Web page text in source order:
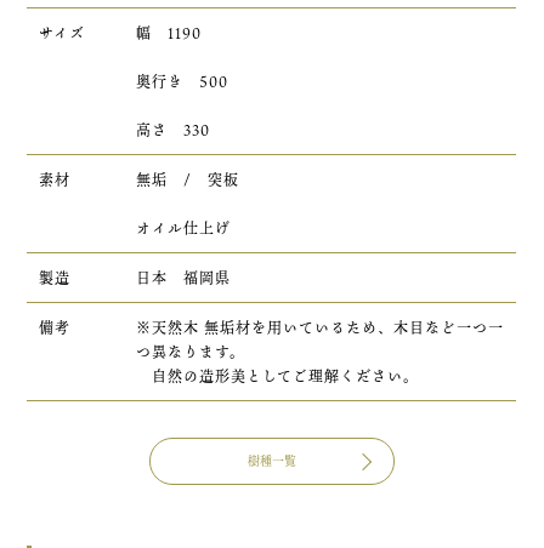
サイズ 幅 1190
奥行き 500
高さ 330
素材 無垢 / 突板
オイル仕上げ
製造 日本 福岡県
備考
※天然木 無垢材を用いているため、木目など一つ一
つ異なります。
自然の造形美としてご理解ください。
樹種一覧